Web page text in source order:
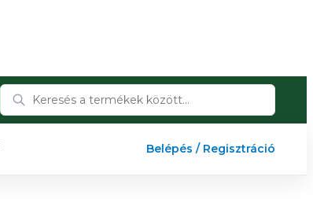
Belépés / Regisztráció